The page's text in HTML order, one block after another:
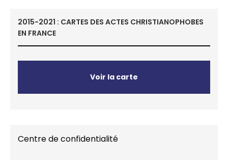
2015-2021 : CARTES DES ACTES CHRISTIANOPHOBES
EN FRANCE
Voir la carte
Centre de confidentialité